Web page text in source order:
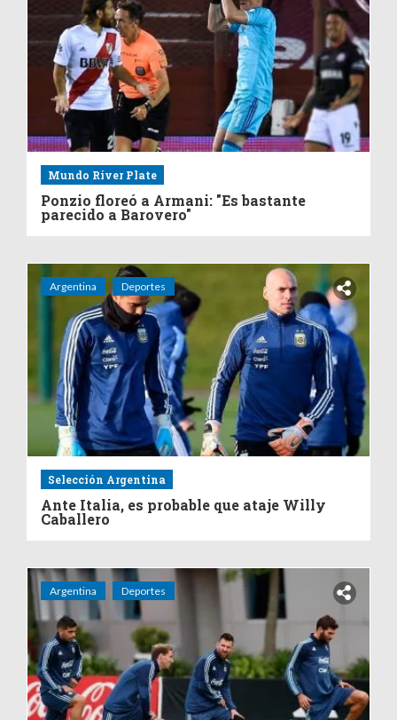
Mundo River Plate
Ponzio floreó a Armani: "Es bastante
parecido a Barovero"
Argentina Deportes
Selección Argentina
Ante Italia, es probable que ataje Willy
Caballero
Argentina Deportes